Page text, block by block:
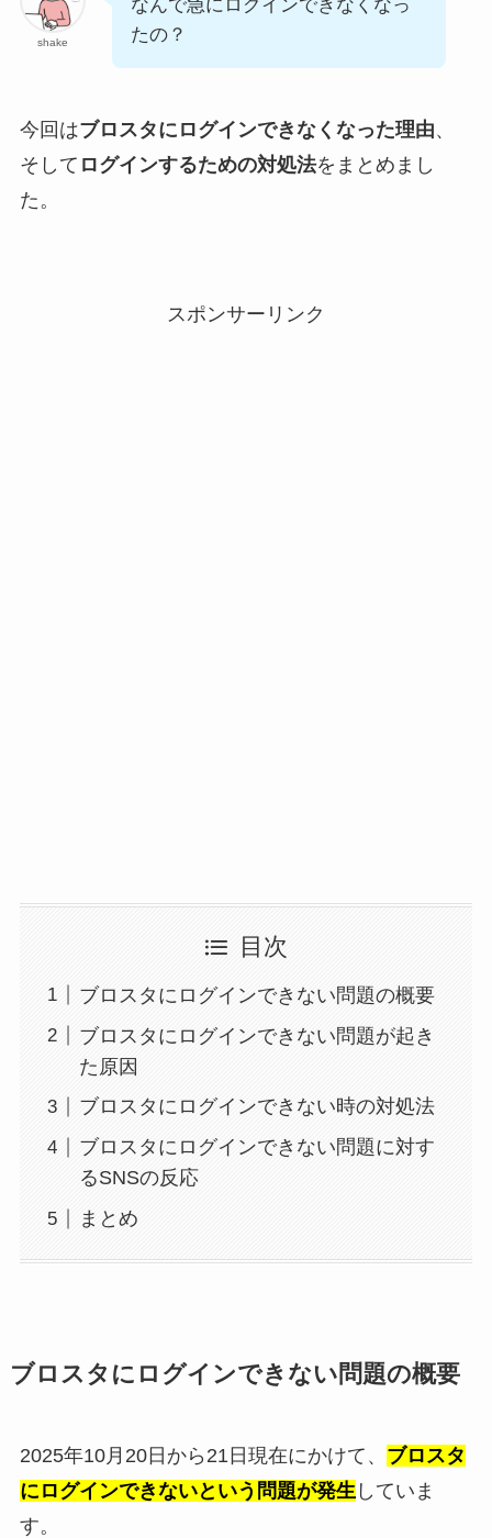
shake
なんで急にログインできなくなっ
たの？
今回はブロスタにログインできなくなった理由、
そして ログインするための対処法をまとめまし
た。
スポンサーリンク
目次
ブロスタにログインできない問題の概要
ブロスタにログインできない問題が起き
た原因
ブロスタにログインできない時の対処法
ブロスタにログインできない問題に対す
るSNSの反応
まとめ
ブロスタにログインできない問題の概要
2025年10月20日から21日現在にかけて、 ブロスタ
にログインできないという問題が発生 していま
す。